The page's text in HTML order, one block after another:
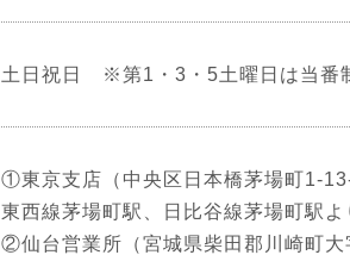
土日祝日 ※第1・3・5土曜日は当番
①東京支店（中央区日本橋茅場町1-
東西線茅場町駅、日比谷線茅場町駅よ
②仙台営業所（宮城県柴田郡川崎町大